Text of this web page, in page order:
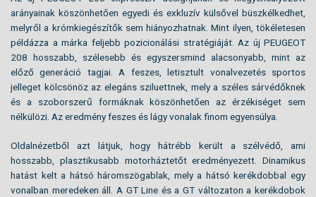
arányainak köszönhetően egyedi és exkluzív külsővel büszkélkedhet,
melyről a krómkiegészítők sem hiányozhatnak. Mint ilyen, tökéletesen
példázza a márka feljebb pozicionálási stratégiáját. Az új PEUGEOT
208 hosszabb, szélesebb és egyszersmind alacsonyabb, mint az
előző generáció tagjai. A feszes, letisztult vonalvezetés sportos
jelleget kölcsönöz az elegáns sziluettnek, mely a széles sárvédőknek
és a szoborszerű formáknak köszönhetően az érzékiséget sem
nélkülözi. Az eredmény feszes és lágy vonalak finom egyensúlya.
Oldalnézetből azt látjuk, hogy hátrébb került a szélvédő, ami
hosszabb, plasztikusabb motorháztetőt eredményezett. Dinamikus
hatást kelt a hátsó háromszögablak, mely a hátsó kerékdobbal egy
vonalban meredeken áll. A GT Line és a GT változaton a kerékdobok